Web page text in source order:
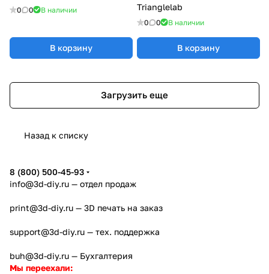
0 0 В наличии
В корзину
Trianglelab
0 0 В наличии
В корзину
Загрузить еще
Назад к списку
8 (800) 500-45-93
info@3d-diy.ru — отдел продаж
print@3d-diy.ru — 3D печать на заказ
support@3d-diy.ru — тех. поддержка
buh@3d-diy.ru — Бухгалтерия
Мы переехали: